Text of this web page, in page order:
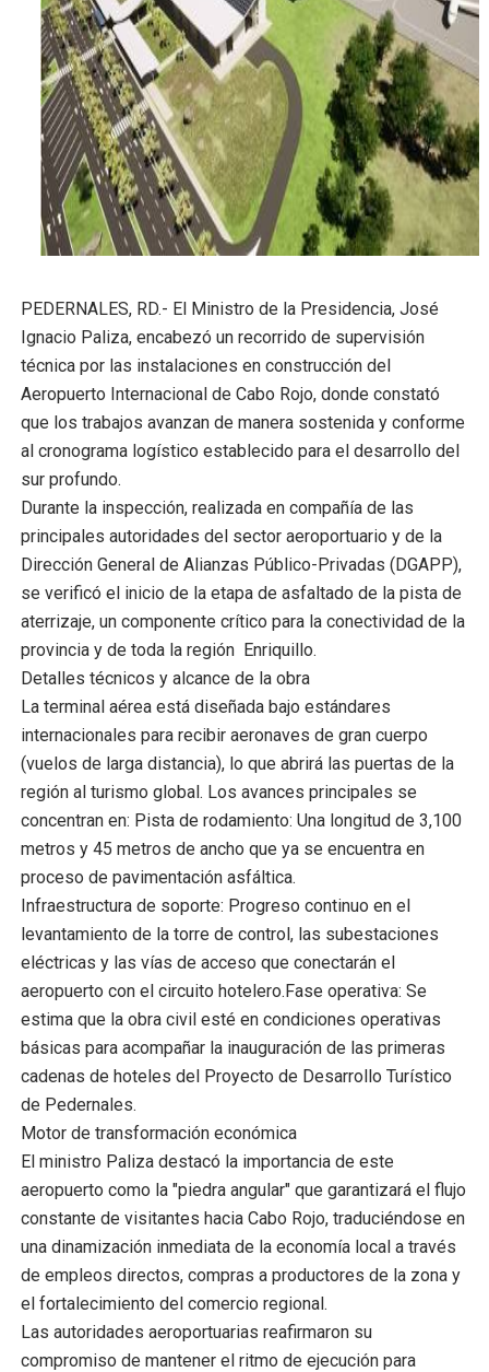
Cacerolazos, gomas quemadas y bombas
Roberto Ángel Salcedo anuncia festival cultural para
Roberto Ángel Salcedo anuncia festival cultural para
Lee Ballester a los que se forman como agentes
Operativo Interinstitucional “Compromiso Ambiental
Trabajadores de la prensa y Obispado de la
Ministerio de Cultura anuncia ganadores de Premios
Más de 180 dirigentes sindicales de las Américas se
Restaurante Amigos es reconocido por sus cuatro
Banco Popular escala 17 posiciones en los mil
PEDERNALES, RD.- El Ministro de la Presidencia, José
Ignacio Paliza, encabezó un recorrido de supervisión
técnica por las instalaciones en construcción del
Aeropuerto Internacional de Cabo Rojo, donde constató
que los trabajos avanzan de manera sostenida y conforme
al cronograma logístico establecido para el desarrollo del
sur profundo.
Durante la inspección, realizada en compañía de las
principales autoridades del sector aeroportuario y de la
Dirección General de Alianzas Público-Privadas (DGAPP),
se verificó el inicio de la etapa de asfaltado de la pista de
aterrizaje, un componente crítico para la conectividad de la
provincia y de toda la región Enriquillo.
Detalles técnicos y alcance de la obra
La terminal aérea está diseñada bajo estándares
internacionales para recibir aeronaves de gran cuerpo
(vuelos de larga distancia), lo que abrirá las puertas de la
región al turismo global. Los avances principales se
concentran en: Pista de rodamiento: Una longitud de 3,100
metros y 45 metros de ancho que ya se encuentra en
proceso de pavimentación asfáltica.
Infraestructura de soporte: Progreso continuo en el
levantamiento de la torre de control, las subestaciones
eléctricas y las vías de acceso que conectarán el
aeropuerto con el circuito hotelero.Fase operativa: Se
estima que la obra civil esté en condiciones operativas
básicas para acompañar la inauguración de las primeras
cadenas de hoteles del Proyecto de Desarrollo Turístico
de Pedernales.
Motor de transformación económica
El ministro Paliza destacó la importancia de este
aeropuerto como la "piedra angular" que garantizará el flujo
constante de visitantes hacia Cabo Rojo, traduciéndose en
una dinamización inmediata de la economía local a través
de empleos directos, compras a productores de la zona y
el fortalecimiento del comercio regional.
Las autoridades aeroportuarias reafirmaron su
compromiso de mantener el ritmo de ejecución para